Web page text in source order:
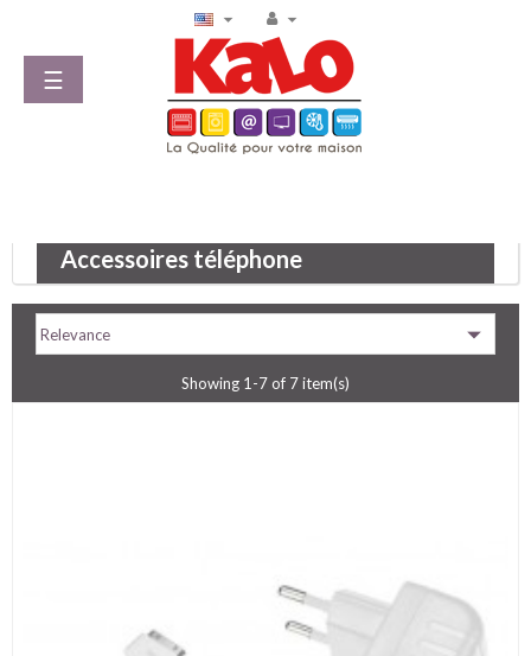


Toggle
navigation
☰
Accessoires téléphone
Relevance 
Showing 1-7 of 7 item(s)